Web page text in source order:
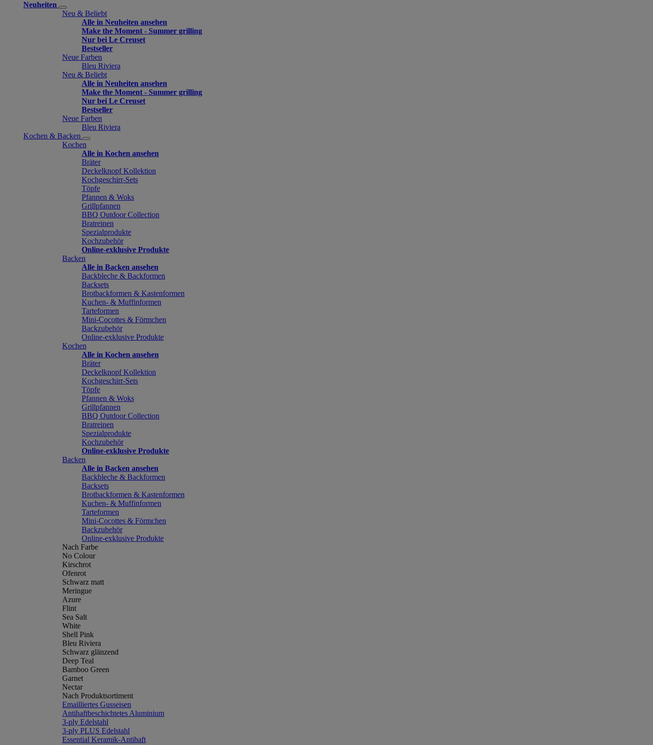
Neuheiten
Neu & Beliebt
Alle in Neuheiten ansehen
Make the Moment - Summer grilling
Nur bei Le Creuset
Bestseller
Neue Farben
Bleu Riviera
Neu & Beliebt
Alle in Neuheiten ansehen
Make the Moment - Summer grilling
Nur bei Le Creuset
Bestseller
Neue Farben
Bleu Riviera
Kochen & Backen
Kochen
Alle in Kochen ansehen
Bräter
Deckelknopf Kollektion
Kochgeschirr-Sets
Töpfe
Pfannen & Woks
Grillpfannen
BBQ Outdoor Collection
Bratreinen
Spezialprodukte
Kochzubehör
Online-exklusive Produkte
Backen
Alle in Backen ansehen
Backbleche & Backformen
Backsets
Brotbackformen & Kastenformen
Kuchen- & Muffinformen
Tarteformen
Mini-Cocottes & Förmchen
Backzubehör
Online-exklusive Produkte
Kochen
Alle in Kochen ansehen
Bräter
Deckelknopf Kollektion
Kochgeschirr-Sets
Töpfe
Pfannen & Woks
Grillpfannen
BBQ Outdoor Collection
Bratreinen
Spezialprodukte
Kochzubehör
Online-exklusive Produkte
Backen
Alle in Backen ansehen
Backbleche & Backformen
Backsets
Brotbackformen & Kastenformen
Kuchen- & Muffinformen
Tarteformen
Mini-Cocottes & Förmchen
Backzubehör
Online-exklusive Produkte
Nach Farbe
No Colour
Kirschrot
Ofenrot
Schwarz matt
Meringue
Azure
Flint
Sea Salt
White
Shell Pink
Bleu Riviera
Schwarz glänzend
Deep Teal
Bamboo Green
Garnet
Nectar
Nach Produktsortiment
Emailliertes Gusseisen
Antihaftbeschichtetes Aluminium
3-ply Edelstahl
3-ply PLUS Edelstahl
Essential Keramik-Antihaft